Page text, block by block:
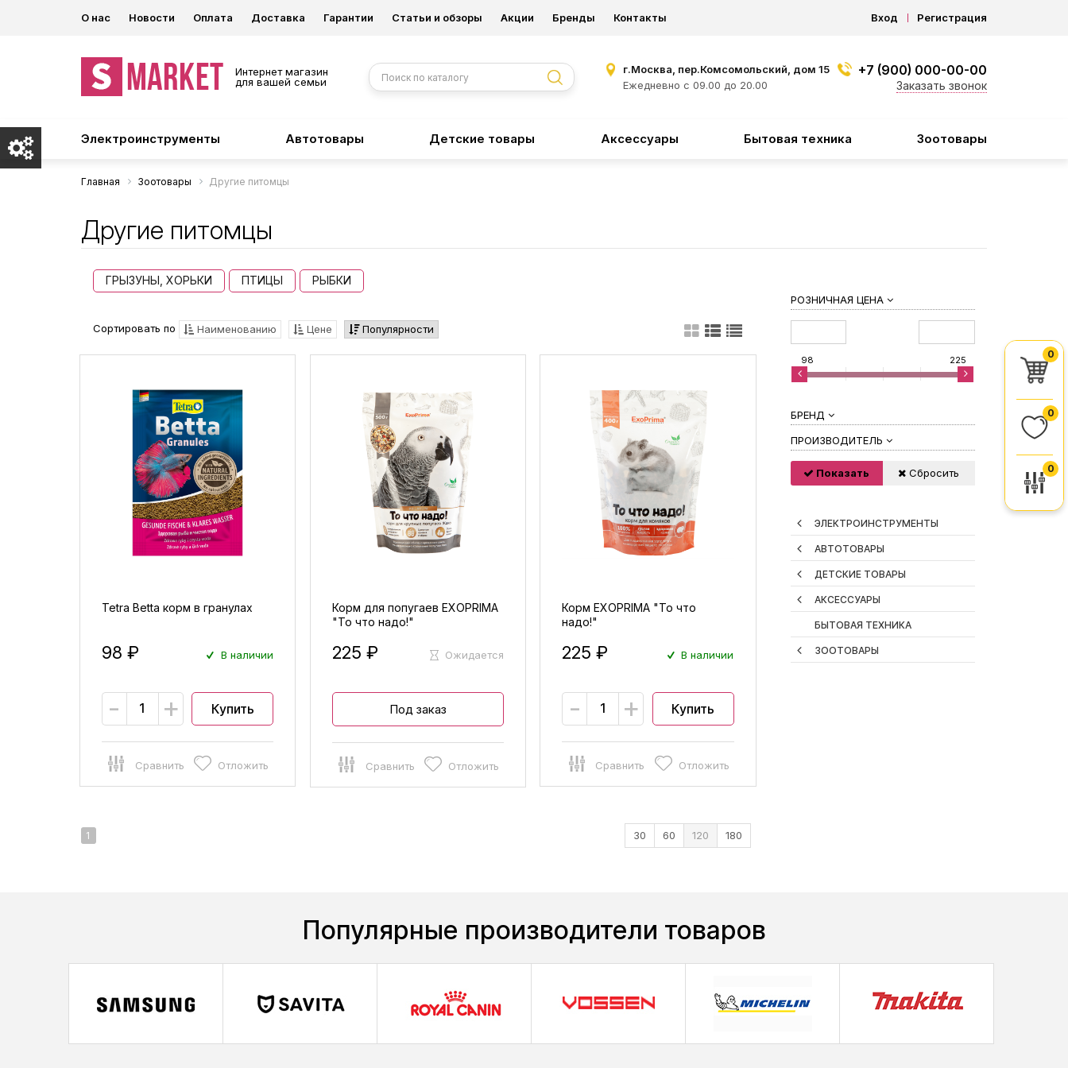
О нас Новости Оплата Доставка Гарантии Статьи и обзоры Акции Бренды Контакты Вход Регистрация
Интернет магазин
для вашей семьи
г.Москва, пер.Комсомольский, дом 15
Ежедневно с 09.00 до 20.00
+7 (900) 000-00-00
Заказать звонок
Электроинструменты Автотовары Детские товары Аксессуары Бытовая техника Зоотовары
Главная Зоотовары Другие питомцы
Другие питомцы
РОЗНИЧНАЯ ЦЕНА
98 225
БРЕНД
ПРОИЗВОДИТЕЛЬ
Показать Сбросить
ЭЛЕКТРОИНСТРУМЕНТЫ
АВТОТОВАРЫ
ДЕТСКИЕ ТОВАРЫ
АКСЕССУАРЫ
БЫТОВАЯ ТЕХНИКА
ЗООТОВАРЫ
ГРЫЗУНЫ, ХОРЬКИ ПТИЦЫ РЫБКИ
Сортировать по Наименованию Цене Популярности
Tetra Betta корм в гранулах
98 ₽ В наличии
- + Купить
Сравнить Отложить
Корм для попугаев EXOPRIMA
"То что надо!"
225 ₽ Ожидается
Под заказ
Сравнить Отложить
Корм EXOPRIMA "То что
надо!"
225 ₽ В наличии
- + Купить
Сравнить Отложить
1 30 60 120 180
Популярные производители товаров
0
0
0